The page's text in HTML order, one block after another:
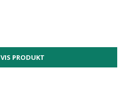
VIS PRODUKT